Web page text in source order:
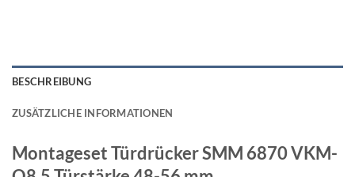
BESCHREIBUNG
ZUSÄTZLICHE INFORMATIONEN
Montageset TürdrückerSMM 6870 VKM-